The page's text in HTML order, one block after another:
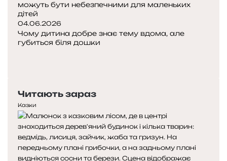
можуть бути небезпечними для маленьких
дітей
04.06.2026
Чому дитина добре знає тему вдома, але
губиться біля дошки
Читають зараз
Казки